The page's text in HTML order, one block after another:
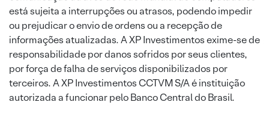
está sujeita a interrupções ou atrasos, podendo impedir
ou prejudicar o envio de ordens ou a recepção de
informações atualizadas. A XP Investimentos exime-se de
responsabilidade por danos sofridos por seus clientes,
por força de falha de serviços disponibilizados por
terceiros. A XP Investimentos CCTVM S/A é instituição
autorizada a funcionar pelo Banco Central do Brasil.